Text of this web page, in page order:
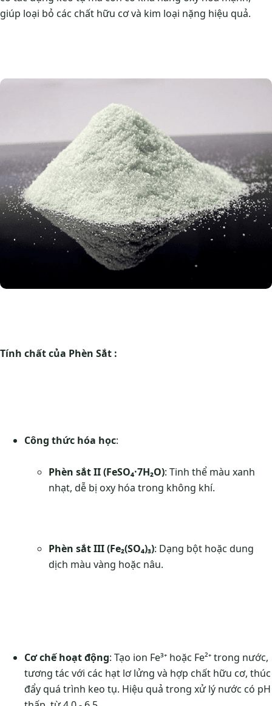
giúp loại bỏ các chất hữu cơ và kim loại nặng hiệu quả.
Tính chất của Phèn Sắt :
Công thức hóa học:
Phèn sắt II (FeSO₄·7H₂O): Tinh thể màu xanh
nhạt, dễ bị oxy hóa trong không khí.
Phèn sắt III (Fe₂(SO₄)₃): Dạng bột hoặc dung
dịch màu vàng hoặc nâu.
Cơ chế hoạt động: Tạo ion Fe³⁺ hoặc Fe²⁺ trong nước,
tương tác với các hạt lơ lửng và hợp chất hữu cơ, thúc
đẩy quá trình keo tụ. Hiệu quả trong xử lý nước có pH